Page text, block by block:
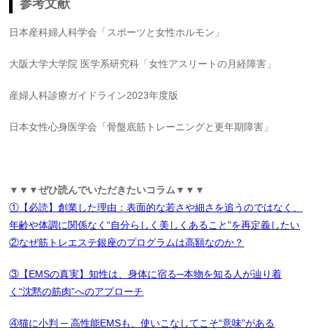
参考文献
日本産科婦人科学会「スポーツと女性ホルモン」
大阪大学大学院 医学系研究科「女性アスリートの月経障害」
産婦人科診療ガイドライン2023年度版
日本女性心身医学会「骨盤底筋トレーニングと更年期障害」
▼▼▼ぜひ読んでいただきたいコラム▼▼▼
①【必読】創業した理由：表面的な若さや細さを追うのではなく、
年齢や体調に関係なく“自分らしく美しくあること”を再定義したい
②なぜ筋トレエステ銀座のプログラムは高額なのか？
③【EMSの真実】知性は、身体に宿る─本物を知る人が辿り着
く“沈黙の筋肉”へのアプローチ
④猫に小判 ─ 高性能EMSも、使いこなしてこそ“意味”がある